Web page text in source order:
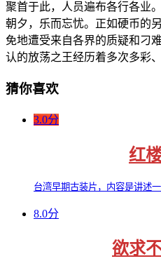
聚首于此，人员遍布各行各业
朝夕，乐而忘忧。正如硬币的
免地遭受来自各界的质疑和刁
认的放荡之王经历着多次多彩
猜你喜欢
3.0分
红
台湾早期古装片，内容是讲述一
8.0分
欲求